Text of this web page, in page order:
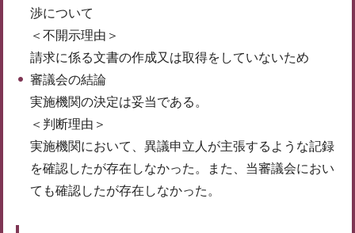
渉について
＜不開示理由＞
請求に係る文書の作成又は取得をしていないため
審議会の結論
実施機関の決定は妥当である。
＜判断理由＞
実施機関において、異議申立人が主張するような記録
を確認したが存在しなかった。また、当審議会におい
ても確認したが存在しなかった。